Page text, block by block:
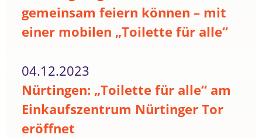
gemeinsam feiern können – mit
einer mobilen „Toilette für alle“
04.12.2023
Nürtingen: „Toilette für alle“ am
Einkaufszentrum Nürtinger Tor
eröffnet